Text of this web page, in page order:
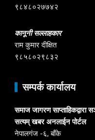
९८४८०२७७४२
कानूनी सल्लाहकार
राम कुमार दीक्षित
९८५८०२९८३२
सम्पर्क कार्यालय
समाज जागरण साप्ताहिकद्वारा
सत्यम् खबर अनलाईन पोर्टल
नेपालगंज -६, बाँके